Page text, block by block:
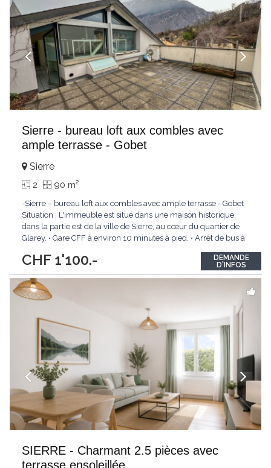
Sierre - bureau loft aux combles avec
ample terrasse - Gobet
CHF 1'100.-
Sierre
2 90 m2
-Sierre – bureau loft aux combles avec ample terrasse - Gobet
Situation : L'immeuble est situé dans une maison historique,
dans la partie est de la ville de Sierre, au cœur du quartier de
Glarey. • Gare CFF à environ 10 minutes à pied. • Arrêt de bus à
commercial :...
DEMANDE
D'INFOS
SIERRE - Charmant 2.5 pièces avec
terrasse ensoleillée